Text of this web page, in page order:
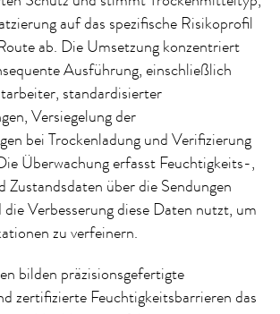
auf das spezifische Risikoprofil
ab. Die Umsetzung konzentriert
Ausführung, einschließlich
standardisierter
Versiegelung der
bei Trockenladung und Verifizierung
Überwachung erfasst Feuchtigkeits-,
über die Sendungen
die Verbesserung diese Daten nutzt, um
zu verfeinern.
bilden präzisionsgefertigte
zertifizierte Feuchtigkeitsbarrieren das